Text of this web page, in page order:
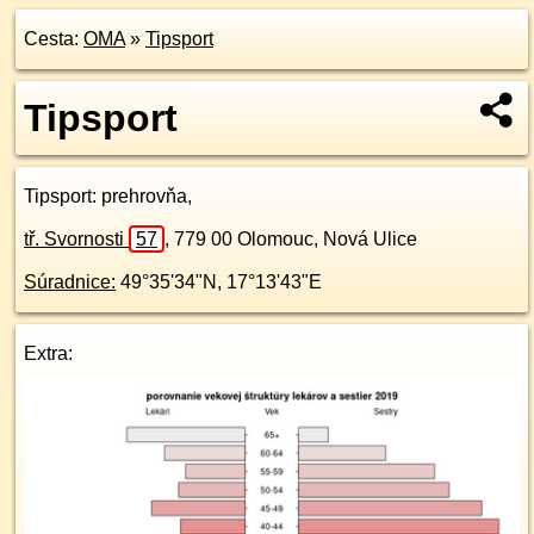
Cesta: OMA» Tipsport
Tipsport
Tipsport: prehrovňa,
tř. Svornosti 57 , 779 00 Olomouc, Nová Ulice
Súradnice: 49°35'34"N , 17°13'43"E
Extra: